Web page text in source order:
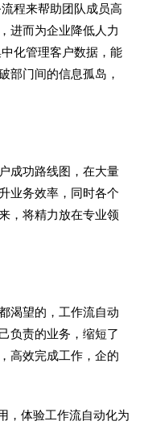
程来帮助团队成员高
进而为企业降低人力
化管理客户数据，能
部门间的信息孤岛，
成功路线图，在大量
业务效率，同时各个
，将精力放在专业领
渴望的，工作流自动
负责的业务，缩短了
高效完成工作，企的
，体验工作流自动化为